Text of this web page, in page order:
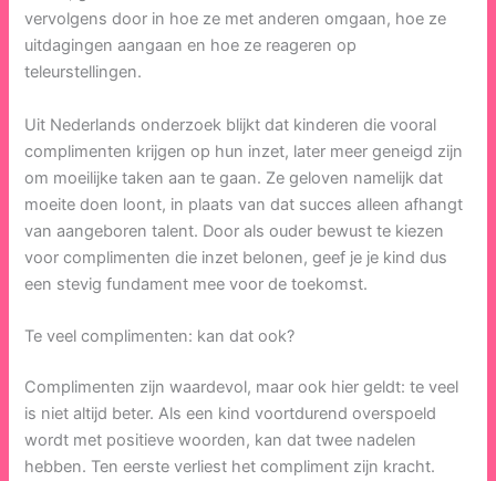
vervolgens door in hoe ze met anderen omgaan, hoe ze
uitdagingen aangaan en hoe ze reageren op
teleurstellingen.
Uit Nederlands onderzoek blijkt dat kinderen die vooral
complimenten krijgen op hun inzet, later meer geneigd zijn
om moeilijke taken aan te gaan. Ze geloven namelijk dat
moeite doen loont, in plaats van dat succes alleen afhangt
van aangeboren talent. Door als ouder bewust te kiezen
voor complimenten die inzet belonen, geef je je kind dus
een stevig fundament mee voor de toekomst.
Te veel complimenten: kan dat ook?
Complimenten zijn waardevol, maar ook hier geldt: te veel
is niet altijd beter. Als een kind voortdurend overspoeld
wordt met positieve woorden, kan dat twee nadelen
hebben. Ten eerste verliest het compliment zijn kracht.